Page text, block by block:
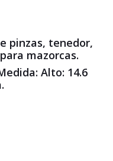
pinzas, tenedor,
mazorcas.
Alto: 14.6